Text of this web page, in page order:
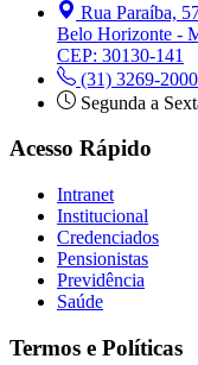
Rua Paraíba,
Belo Horizonte -
CEP: 30130-141
(31) 3269-2000
Segunda a
Acesso Rápido
Intranet
Institucional
Credenciados
Pensionistas
Previdência
Saúde
Termos e Políticas